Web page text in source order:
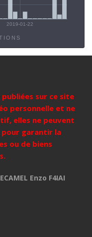
2019-01-22
sur ce site
personnelle et ne
elles ne peuvent
pour garantir la
ou de biens
Enzo F4IAI